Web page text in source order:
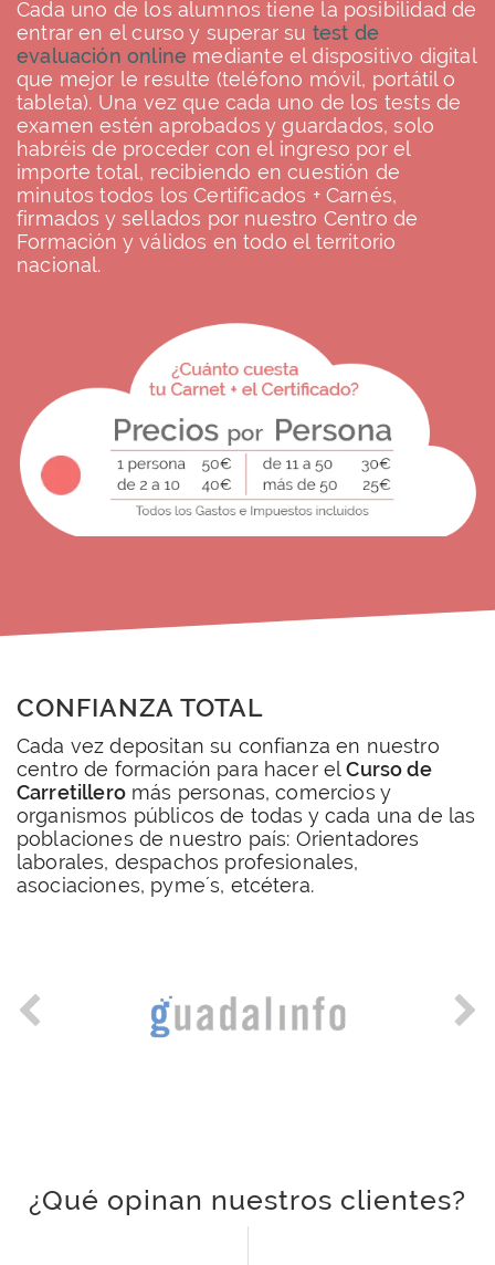
Cada uno de los alumnos tiene la posibilidad de
entrar en el curso y superar su test de
evaluación online mediante el dispositivo digital
que mejor le resulte (teléfono móvil, portátil o
tableta). Una vez que cada uno de los tests de
examen estén aprobados y guardados, solo
habréis de proceder con el ingreso por el
importe total, recibiendo en cuestión de
minutos todos los Certificados + Carnés,
firmados y sellados por nuestro Centro de
Formación y válidos en todo el territorio
nacional.
CONFIANZA TOTAL
Cada vez depositan su confianza en nuestro
centro de formación para hacer elCurso de
Carretilleromás personas, comercios y
organismos públicos de todas y cada una de las
poblaciones de nuestro país: Orientadores
laborales, despachos profesionales,
asociaciones, pyme´s, etcétera.
¿Qué opinan nuestros clientes?